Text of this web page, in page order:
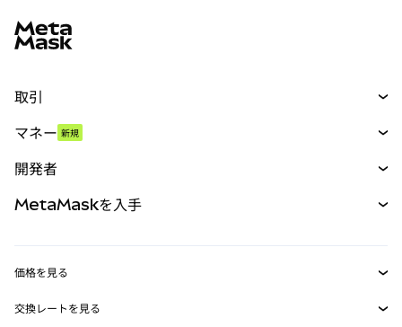
取引
パーペチュアル
RWA
マネー 新規
開発者
MetaMask Connect
MetaMaskを入手
価格を見る
イーサリアムの価格
交換レートを見る